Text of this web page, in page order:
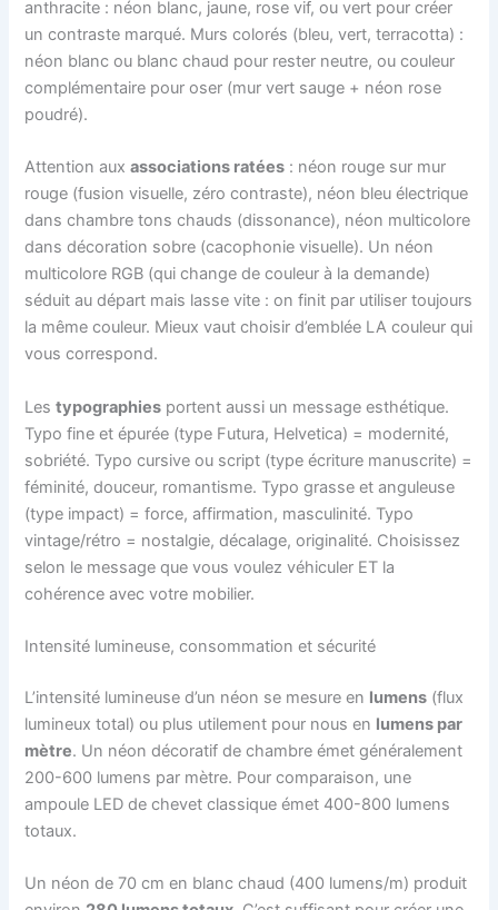
anthracite : néon blanc, jaune, rose vif, ou vert pour créer
un contraste marqué. Murs colorés (bleu, vert, terracotta) :
néon blanc ou blanc chaud pour rester neutre, ou couleur
complémentaire pour oser (mur vert sauge + néon rose
poudré).
Attention auxassociations ratées : néon rouge sur mur
rouge (fusion visuelle, zéro contraste), néon bleu électrique
dans chambre tons chauds (dissonance), néon multicolore
dans décoration sobre (cacophonie visuelle). Un néon
multicolore RGB (qui change de couleur à la demande)
séduit au départ mais lasse vite : on finit par utiliser toujours
la même couleur. Mieux vaut choisir d’emblée LA couleur qui
vous correspond.
Lestypographies portent aussi un message esthétique.
Typo fine et épurée (type Futura, Helvetica) = modernité,
sobriété. Typo cursive ou script (type écriture manuscrite) =
féminité, douceur, romantisme. Typo grasse et anguleuse
(type impact) = force, affirmation, masculinité. Typo
vintage/rétro = nostalgie, décalage, originalité. Choisissez
selon le message que vous voulez véhiculer ET la
cohérence avec votre mobilier.
Intensité lumineuse, consommation et sécurité
L’intensité lumineuse d’un néon se mesure en lumens (flux
lumineux total) ou plus utilement pour nous en lumens par
mètre. Un néon décoratif de chambre émet généralement
200-600 lumens par mètre. Pour comparaison, une
ampoule LED de chevet classique émet 400-800 lumens
totaux.
Un néon de 70 cm en blanc chaud (400 lumens/m) produit